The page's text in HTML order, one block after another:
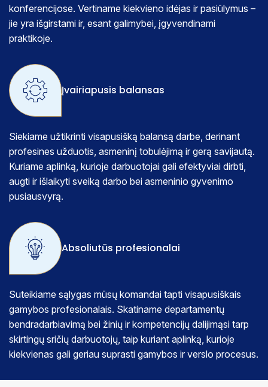
konferencijose. Vertiname kiekvieno idėjas ir pasiūlymus –
jie yra išgirstami ir, esant galimybei, įgyvendinami
praktikoje.
Įvairiapusis balansas
Siekiame užtikrinti visapusišką balansą darbe, derinant
profesines užduotis, asmeninį tobulėjimą ir gerą savijautą.
Kuriame aplinką, kurioje darbuotojai gali efektyviai dirbti,
augti ir išlaikyti sveiką darbo bei asmeninio gyvenimo
pusiausvyrą.
Absoliutūs profesionalai
Suteikiame sąlygas mūsų komandai tapti visapusiškais
gamybos profesionalais. Skatiname departamentų
bendradarbiavimą bei žinių ir kompetencijų dalijimąsi tarp
skirtingų sričių darbuotojų, taip kuriant aplinką, kurioje
kiekvienas gali geriau suprasti gamybos ir verslo procesus.